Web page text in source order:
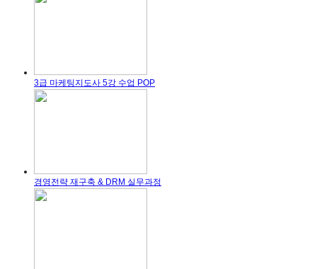
3급 마케팅지도사 5강 수업 POP
경영전략 재구축 & DRM 실무과정